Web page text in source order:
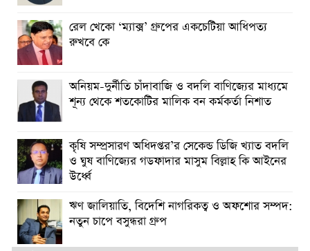
রেল খেকো ‘ম্যাক্স’ গ্রুপের একচেটিয়া আধিপত্য
রুখবে কে
অনিয়ম-দুর্নীতি চাঁদাবাজি ও বদলি বাণিজ্যের মাধ্যমে
শূন্য থেকে শতকোটির মালিক বন কর্মকর্তা নিশাত
কৃষি সম্প্রসারণ অধিদপ্তর’র সেকেন্ড ডিজি খ্যাত বদলি
ও ঘুষ বাণিজ্যের গডফাদার মাসুম বিল্লাহ কি আইনের
উর্ধ্বে
ঋণ জালিয়াতি, বিদেশি নাগরিকত্ব ও অফশোর সম্পদ:
নতুন চাপে বসুন্ধরা গ্রুপ